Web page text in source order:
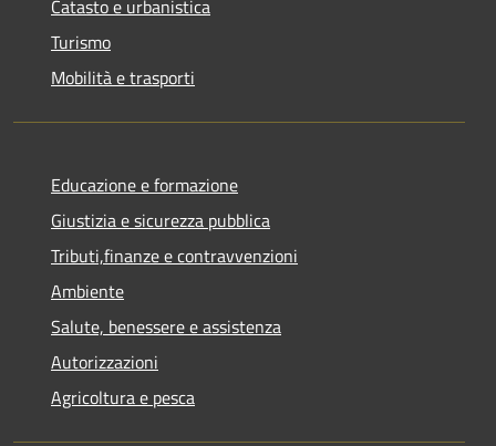
Catasto e urbanistica
Turismo
Mobilità e trasporti
Educazione e formazione
Giustizia e sicurezza pubblica
Tributi,finanze e contravvenzioni
Ambiente
Salute, benessere e assistenza
Autorizzazioni
Agricoltura e pesca